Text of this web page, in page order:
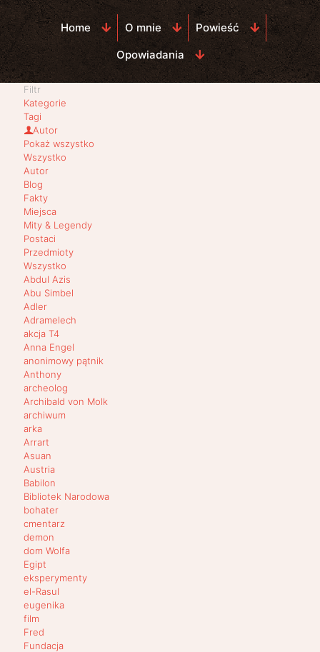
Home O mnie
Powieść
Opowiadania
Filtr
Kategorie
Tagi
Autor
Pokaż wszystko
Wszystko
Autor
Blog
Fakty
Miejsca
Mity & Legendy
Postaci
Przedmioty
Wszystko
Abdul Azis
Abu Simbel
Adler
Adramelech
akcja T4
Anna Engel
anonimowy pątnik
Anthony
archeolog
Archibald von Molk
archiwum
arka
Arrart
Asuan
Austria
Babilon
Bibliotek Narodowa
bohater
cmentarz
demon
dom Wolfa
Egipt
eksperymenty
el-Rasul
eugenika
film
Fred
Fundacja